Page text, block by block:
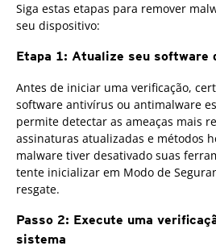
Siga estas etapas para remover
seu dispositivo:
Etapa 1: Atualize seu software
Antes de iniciar uma verificação,
software antivírus ou antimalware
permite detectar as ameaças mais
assinaturas atualizadas e métodos
malware tiver desativado suas
tente inicializar em Modo de
resgate.
Passo 2: Execute uma
sistema